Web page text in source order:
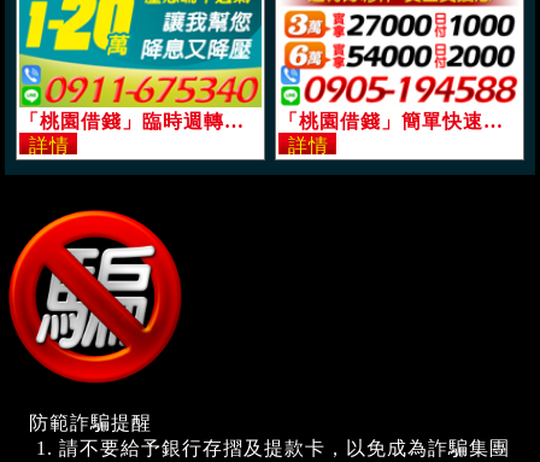
「桃園借錢」臨時週轉又擔心利息過高，讓我幫您降息又降壓，1-20萬，讓我替您解決困難「即樂貸」 「桃園借錢」簡單快速無壓力，急用優先處理，週轉好夥伴，資金支援你，6萬實拿5400，月付2000起「即樂貸」
防範詐騙提醒
請不要給予銀行存摺及提款卡，以免成為詐騙集團